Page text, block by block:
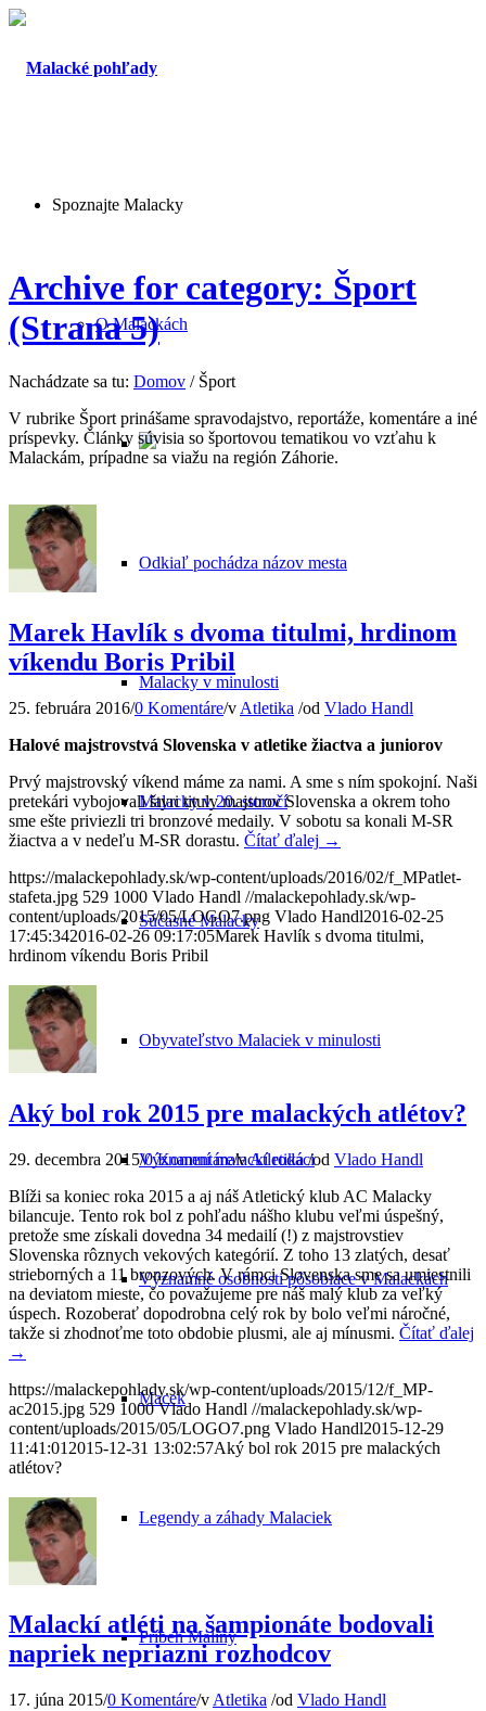
Spoznajte Malacky
O Malackách
Odkiaľ pochádza názov mesta
Malacky v minulosti
Malacky v 20. storočí
Súčasné Malacky
Obyvateľstvo Malaciek v minulosti
Významní malackí rodáci
Významné osobnosti pôsobiace v Malackách
Macek
Legendy a záhady Malaciek
Príbeh Maliny
Archive for category: Šport
(Strana 5)
Nachádzate sa tu: Domov / Šport
V rubrike Šport prinášame spravodajstvo, reportáže, komentáre a iné
príspevky. Články súvisia so športovou tematikou vo vzťahu k
Malackám, prípadne sa viažu na región Záhorie.
Marek Havlík s dvoma titulmi, hrdinom
víkendu Boris Pribil
25. februára 2016/0 Komentáre/v Atletika /od Vlado Handl
Halové majstrovstvá Slovenska v atletike žiactva a juniorov
Prvý majstrovský víkend máme za nami. A sme s ním spokojní. Naši
pretekári vybojovali štyri tituly majstrov Slovenska a okrem toho
sme ešte priviezli tri bronzové medaily. V sobotu sa konali M-SR
žiactva a v nedeľu M-SR dorastu. Čítať ďalej →
https://malackepohlady.sk/wp-content/uploads/2016/02/f_MPatlet-
stafeta.jpg 529 1000 Vlado Handl //malackepohlady.sk/wp-
content/uploads/2015/05/LOGO7.png Vlado Handl2016-02-25
17:45:342016-02-26 09:17:05Marek Havlík s dvoma titulmi,
hrdinom víkendu Boris Pribil
Aký bol rok 2015 pre malackých atlétov?
29. decembra 2015/0 Komentáre/vAtletika /od Vlado Handl
Blíži sa koniec roka 2015 a aj náš Atletický klub AC Malacky
bilancuje. Tento rok bol z pohľadu nášho klubu veľmi úspešný,
pretože sme získali dovedna 34 medailí (!) z majstrovstiev
Slovenska rôznych vekových kategórií. Z toho 13 zlatých, desať
strieborných a 11 bronzových. V rámci Slovenska sme sa umiestnili
na deviatom mieste, čo považujeme pre náš malý klub za veľký
úspech. Rozoberať dopodrobna celý rok by bolo veľmi náročné,
takže si zhodnoťme toto obdobie plusmi, ale aj mínusmi. Čítať ďalej
→
https://malackepohlady.sk/wp-content/uploads/2015/12/f_MP-
ac2015.jpg 529 1000 Vlado Handl //malackepohlady.sk/wp-
content/uploads/2015/05/LOGO7.png Vlado Handl2015-12-29
11:41:01 2015-12-31 13:02:57Aký bol rok 2015 pre malackých
atlétov?
Malackí atléti na šampionáte bodovali
napriek nepriazni rozhodcov
17. júna 2015/0 Komentáre/v Atletika /od Vlado Handl